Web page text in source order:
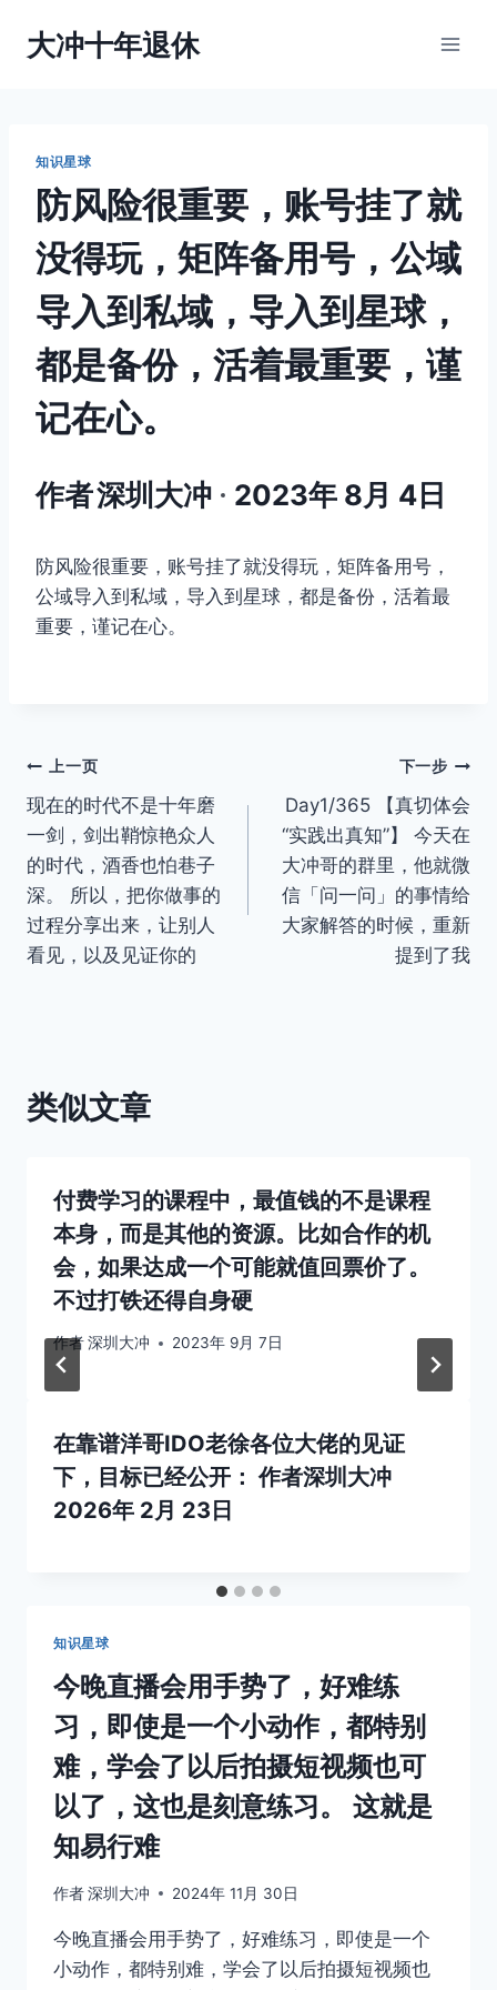
大冲十年退休
知识星球
防风险很重要，账号挂了就
没得玩，矩阵备用号，公域
导入到私域，导入到星球，
都是备份，活着最重要，谨
记在心。
作者深圳大冲 2023年 8月 4日
防风险很重要，账号挂了就没得玩，矩阵备用号，
公域导入到私域，导入到星球，都是备份，活着最
重要，谨记在心。
文
章
导
航
上一页
现在的时代不是十年磨
一剑，剑出鞘惊艳众人
的时代，酒香也怕巷子
深。 所以，把你做事的
过程分享出来，让别人
看见，以及见证你的
下一步
Day1/365 【真切体会
“实践出真知”】 今天在
大冲哥的群里，他就微
信「问一问」的事情给
大家解答的时候，重新
提到了我
类似文章
付费学习的课程中，最值钱的不是课程
本身，而是其他的资源。比如合作的机
会，如果达成一个可能就值回票价了。
不过打铁还得自身硬
作者深圳大冲 2023年 9月 7日
在靠谱洋哥IDO老徐各位大佬的见证
下，目标已经公开： 作者深圳大冲
2026年 2月 23日
知识星球
今晚直播会用手势了，好难练
习，即使是一个小动作，都特别
难，学会了以后拍摄短视频也可
以了，这也是刻意练习。 这就是
知易行难
作者深圳大冲 2024年 11月 30日
今晚直播会用手势了，好难练习，即使是一个
小动作，都特别难，学会了以后拍摄短视频也